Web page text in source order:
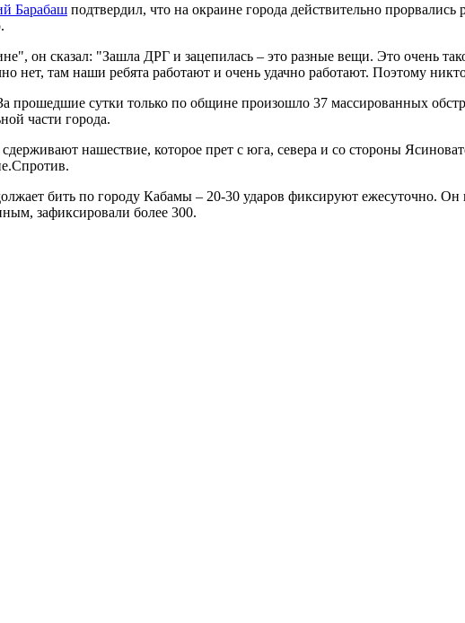
Барабаш подтвердил, что на окраине города действительно прорвались
он сказал: "Зашла ДРГ и зацепилась – это разные вещи. Это очень
нет, там наши ребята работают и очень удачно работают. Поэтому
прошедшие сутки только по общине произошло 37 массированных
части города.
нашествие, которое прет с юга, севера и со стороны
бить по городу Кабамы – 20-30 ударов фиксируют ежесуточно.
зафиксировали более 300.